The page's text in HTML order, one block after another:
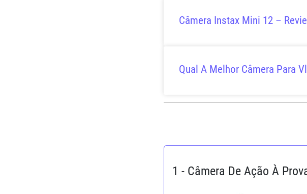
Câmera Instax Mini 12 –
Qual A Melhor Câmera Para
1 - Câmera De Ação À